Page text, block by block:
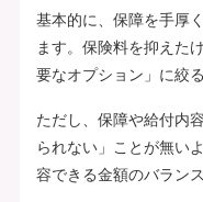
基本的に、保障を手厚
ます。保険料を抑えた
要なオプション」に絞
ただし、保障や給付内
られない」ことが無い
容できる金額のバラン